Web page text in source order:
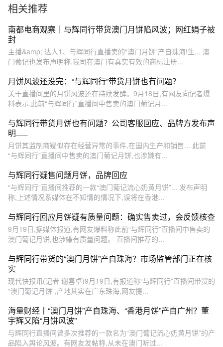
相关推荐
南都电商观察｜与辉同行带货澳门月饼陷风波；网红娟子被
封
主播&amp; 达人1、与辉同行直播卖的“澳门月饼”产自珠海!生... 澳
门葡记也发布声明称,我司在澳门有真实有效的商标注册...
月饼风波还没完：“与辉同行”带货月饼也有问题？
关于直播间里的月饼风波还在持续发酵。9月18日,有网友向记者爆
料表示,此前“与辉同行”直播间中售卖的澳门葡记月...
与辉同行带货月饼也有问题？公司客服回应、品牌方发布声
明......
月饼其监制商疑似存在经营异常的事件,在国内生产和销售... 此前
“与辉同行”直播间中售卖的澳门葡记月饼,也涉嫌有...
与辉同行疑售问题月饼，品牌回应
“与辉同行”直播间推荐的一款“澳门葡记流心奶黄月饼”... 发布声明
称,上述情况系媒体在不知情的情况下,误将在香港...
与辉同行回应月饼疑有质量问题：确实售卖过，会反馈核查
9月19日,据媒体报道,有网友爆料称此前“与辉同行”直播间中售卖的
澳门葡记月饼,也涉嫌有质量问题。 直播间推荐的...
与辉同行带货的“澳门月饼”产自珠海？市场监管部门正在核
实
现代快报讯(记者 谢喜卓)9月19日,有报道称“与辉同行”直播间带货的
“澳门葡记月饼”,产地其实在广东珠海,网友提...
海量财经丨“澳门月饼”产自珠海、“香港月饼”产自广州？董
宇辉又陷“月饼风波”
与辉同行直播间曾多次推荐的一款名为“澳门葡记流心奶黄月饼”的产
品陷入舆论风波。有网友发帖称,从未在澳门听过...